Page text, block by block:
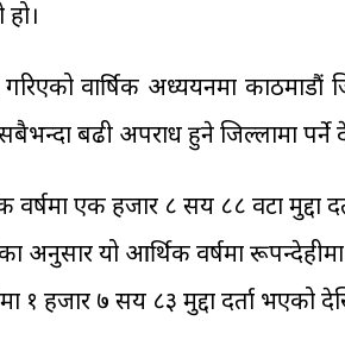
वार्षिक अध्ययनमा काठमाडौं
बढी अपराध हुने जिल्लामा
एक हजार ८ सय ८८ वटा मुद्दा
अनुसार यो आर्थिक वर्षमा
१ हजार ७ सय ८३ मुद्दा दर्ता भएको